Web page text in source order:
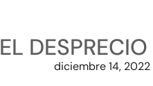
EL
diciembre 14, 2022